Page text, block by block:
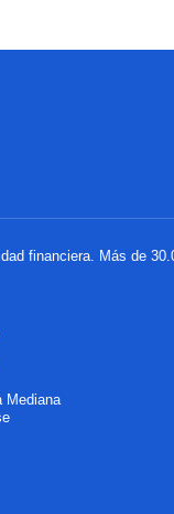
financiera. Más de
Mediana